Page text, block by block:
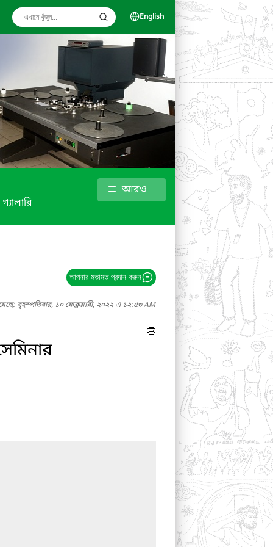
English
গ্যালারি
আরও
আপনার মতামত প্রদান করুন
বৃহস্পতিবার, ১০ ফেব্রুয়ারী, ২০২২ এ ১২:৫৩ AM